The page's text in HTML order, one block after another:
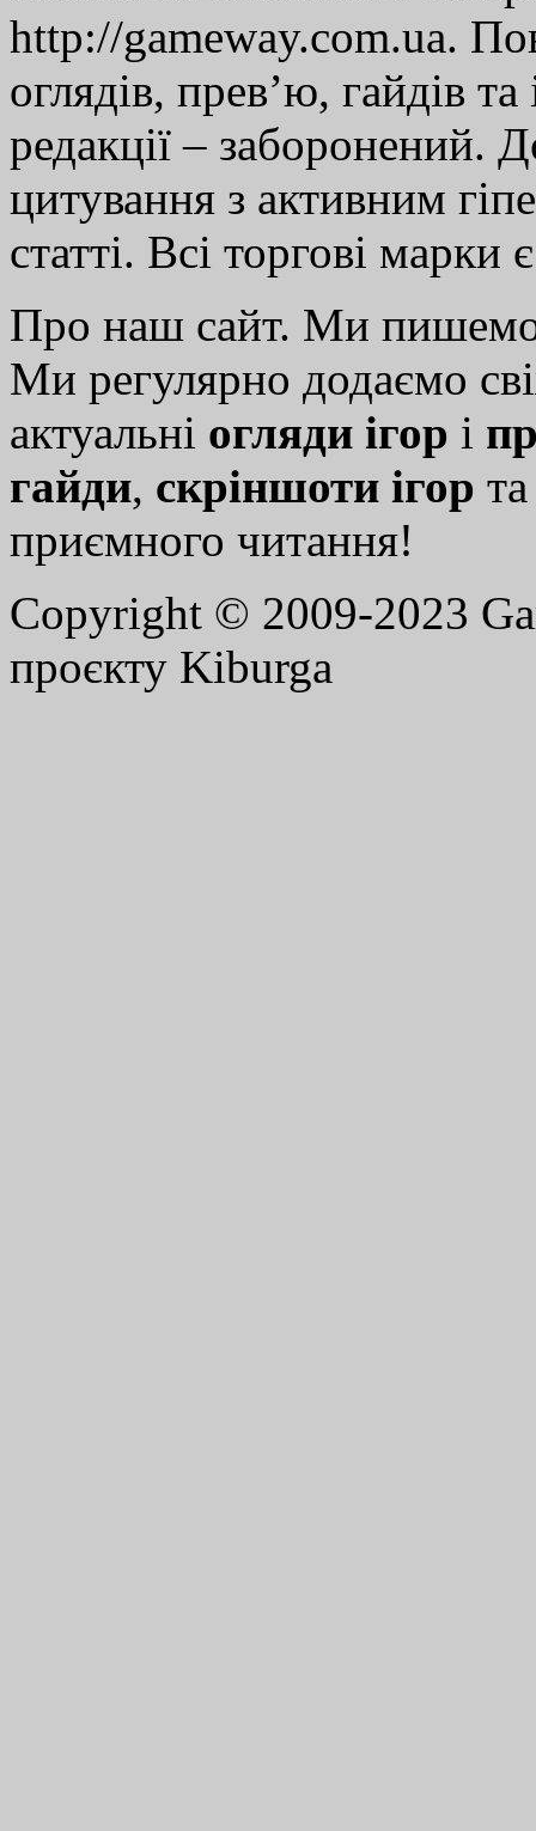
http://gameway.com.ua.
оглядів, прев’ю, гайдів
редакції – заборонений.
цитування з активним
статті. Всі торгові марки
Про наш сайт. Ми
Ми регулярно додаємо
актуальні огляди ігор і
гайди, скріншоти ігор
приємного читання!
Copyright © 2009-2023
проєкту Kiburga